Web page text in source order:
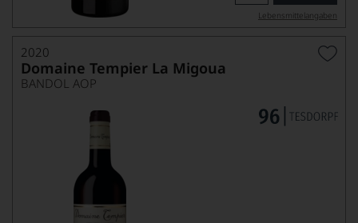
Lebensmittel­angaben
2020
Domaine Tempier La Migoua
BANDOL AOP